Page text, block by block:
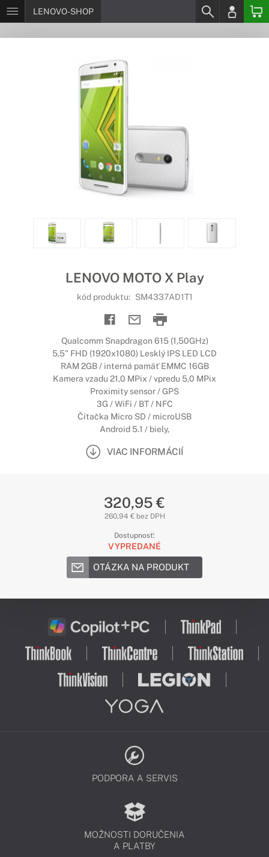
LENOVO-SHOP
LENOVO MOTO X Play
kód produktu: SM4337AD1T1
Qualcomm Snapdragon 615 (1,50GHz)
5,5" FHD (1920x1080) Lesklý IPS LED LCD
RAM 2GB / interná pamäť EMMC 16GB
Kamera vzadu 21,0 MPix / vpredu 5,0 MPix
Proximity sensor / GPS
3G / WiFi / BT / NFC
Čítačka Micro SD / microUSB
Android 5.1 / biely,
VIAC INFORMÁCIÍ
320,95 €
260,94 € bez DPH
Dostupnosť:
VYPREDANÉ
OTÁZKA NA PRODUKT
PODPORA A SERVIS
MOŽNOSTI DORUČENIA
A PLATBY